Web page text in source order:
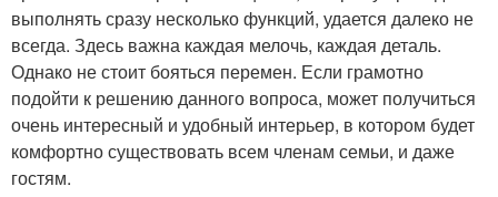
выполнять сразу несколько функций, удается далеко не
всегда. Здесь важна каждая мелочь, каждая деталь.
Однако не стоит бояться перемен. Если грамотно
подойти к решению данного вопроса, может получиться
очень интересный и удобный интерьер, в котором будет
комфортно существовать всем членам семьи, и даже
гостям.